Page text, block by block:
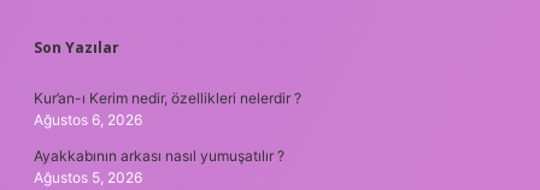
SIDEBAR
Son Yazılar
Kur’an-ı Kerim nedir, özellikleri nelerdir ?
Ağustos 6, 2026
Ayakkabının arkası nasıl yumuşatılır ?
Ağustos 5, 2026